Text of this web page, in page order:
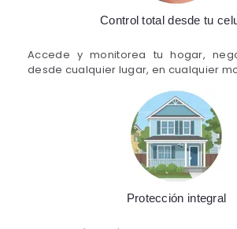
Control total desde tu
Accede y monitorea tu hogar,
desde cualquier lugar, en cualquier
Protección integral